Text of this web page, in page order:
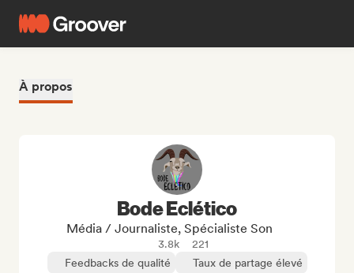
À propos
Bode Eclético
Média / Journaliste, Spécialiste Son
3.8k
221
Feedbacks de qualité
Taux de partage élevé